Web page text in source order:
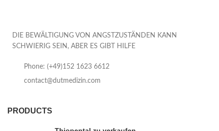
DIE BEWÄLTIGUNG VON ANGSTZUSTÄNDEN KANN
SCHWIERIG SEIN, ABER ES GIBT HILFE
Phone: (+49)152 1623 6612
contact@dutmedizin.com
PRODUCTS